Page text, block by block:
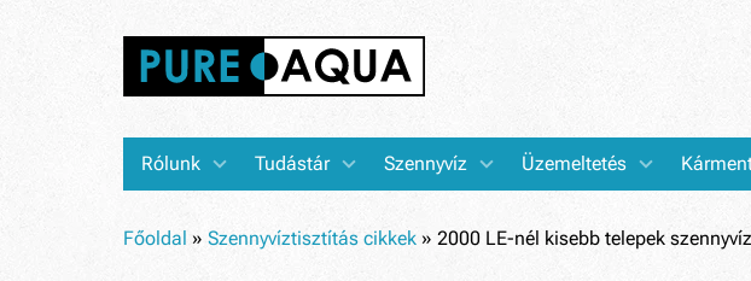
Rólunk Tudástár Szennyvíz Üzemeltetés
Főoldal » Szennyvíztisztítás cikkek » 2000 LE-nél kisebb telepek